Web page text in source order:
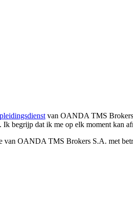
van OANDA TMS Brokers
Ik begrijp dat ik me op elk moment kan
OANDA TMS Brokers S.A. met